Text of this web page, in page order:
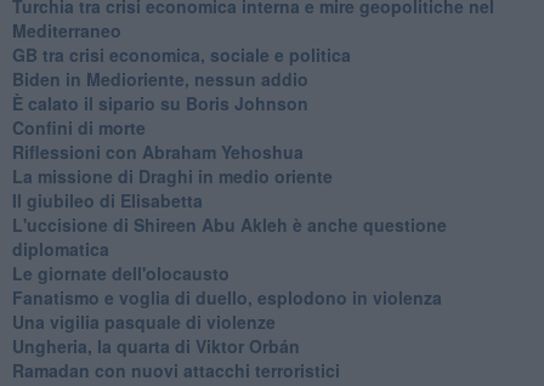
Turchia tra crisi economica interna e mire geopolitiche nel
Mediterraneo
GB tra crisi economica, sociale e politica
Biden in Medioriente, nessun addio
È calato il sipario su Boris Johnson
Confini di morte
Riflessioni con Abraham Yehoshua
La missione di Draghi in medio oriente
Il giubileo di Elisabetta
L'uccisione di Shireen Abu Akleh è anche questione
diplomatica
Le giornate dell'olocausto
Fanatismo e voglia di duello, esplodono in violenza
Una vigilia pasquale di violenze
Ungheria, la quarta di Viktor Orbán
Ramadan con nuovi attacchi terroristici